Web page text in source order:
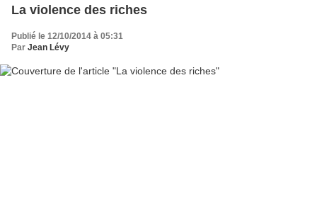
La violence des riches
Publié le 12/10/2014 à 05:31
Par Jean Lévy